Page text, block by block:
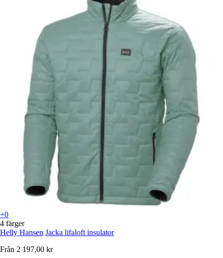
+0
4 färger
Helly Hansen Jacka lifaloft insulator
Från 2 197,00 kr